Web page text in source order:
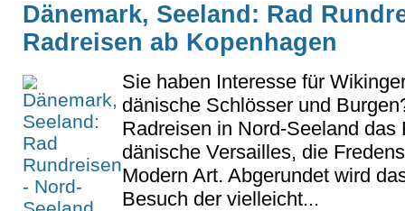
Dänemark, Seeland: Rad
Radreisen ab Kopenhagen
Sie haben Interesse für
dänische Schlösser und
Radreisen in Nord-Seeland
dänische Versailles, die
Modern Art. Abgerundet wird
Besuch der vielleicht...